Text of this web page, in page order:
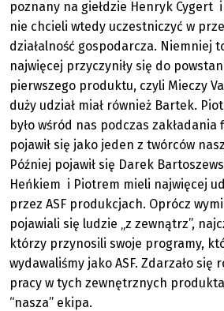
poznany na giełdzie Henryk Cygert
nie chcieli wtedy uczestniczyć w
działalność gospodarcza. Niemniej
najwięcej przyczyniły się do
pierwszego produktu, czyli Mieczy
duży udział miał również Bartek.
było wśród nas podczas zakładania
pojawił się jako jeden z twórców
Później pojawił się Darek
Heńkiem i Piotrem mieli najwięcej
przez ASF produkcjach. Oprócz
pojawiali się ludzie „z zewnątrz”,
którzy przynosili swoje programy,
wydawaliśmy jako ASF. Zdarzało się
pracy w tych zewnętrznych
“nasza” ekipa.